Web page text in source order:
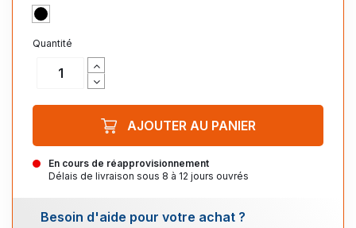
NOIR
Quantité
En cours de réapprovisionnement
Délais de livraison sous 8 à 12 jours ouvrés
AJOUTER AU PANIER
Besoin d'aide pour votre achat ?